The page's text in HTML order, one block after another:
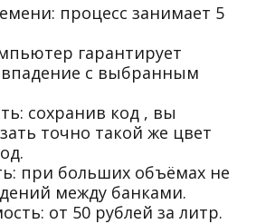
процесс занимает 5
гарантирует
с выбранным
сохранив код , вы
точно такой же цвет
при больших объёмах не
между банками.
от 50 рублей за литр.